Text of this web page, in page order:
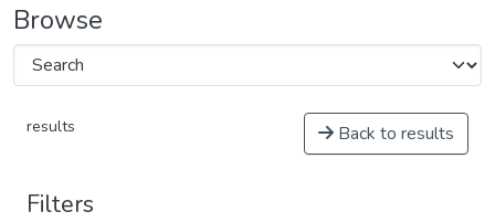
Browse
results Back to results
Filters